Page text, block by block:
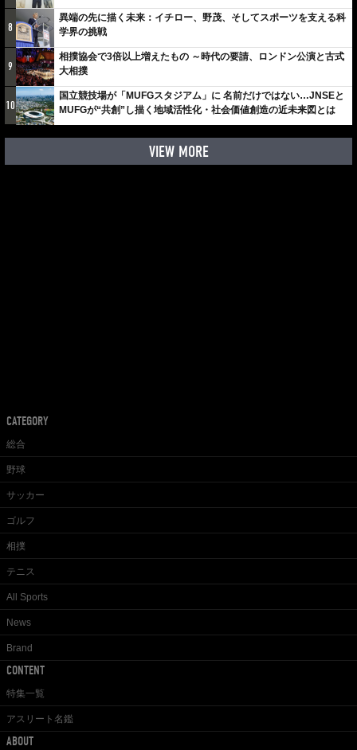
しみでしかないでしょ。川崎は、ずっと成長曲線だから」
8
異端の先に描く未来：イチロー、野茂、そしてスポーツを支える科
学界の挑戦
9
相撲協会で3倍以上増えたもの ～時代の要請、ロンドン公演と古式
大相撲
10
国立競技場が「MUFGスタジアム」に 名前だけではない…JNSEと
MUFGが“共創”し描く地域活性化・社会価値創造の近未来図とは
VIEW MORE
CATEGORY
総合
野球
サッカー
ゴルフ
相撲
テニス
All Sports
News
Brand
CONTENT
特集一覧
アスリート名鑑
ABOUT